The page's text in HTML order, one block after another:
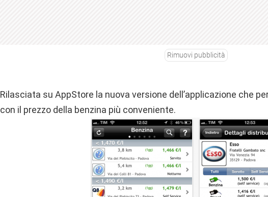
Rimuovi pubblicità
Rilasciata su AppStore la nuova versione dell’applicazione che
con il prezzo della benzina più conveniente.